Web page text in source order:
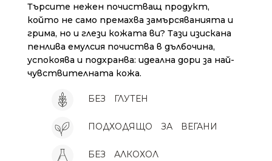
Търсите нежен почистващ продукт,
който не само премахва замърсяванията и
грима, но и глези кожата ви? Тази изискана
пенлива емулсия почиства в дълбочина,
успокоява и подхранва: идеална дори за най-
чувствителната кожа.
БЕЗ ГЛУТЕН
ПОДХОДЯЩО ЗА ВЕГАНИ
БЕЗ АЛКОХОЛ